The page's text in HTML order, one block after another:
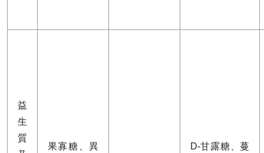
益
生
質
果寡糖、異 D-甘露糖、蔓